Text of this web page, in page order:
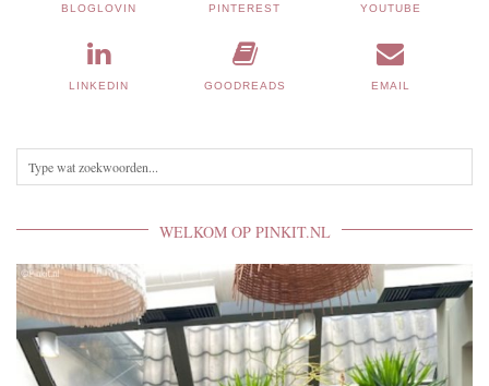
BLOGLOVIN PINTEREST YOUTUBE
LINKEDIN GOODREADS EMAIL
WELKOM OP PINKIT.NL